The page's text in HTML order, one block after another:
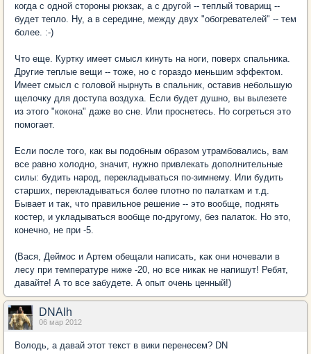
когда с одной стороны рюкзак, а с другой -- теплый товарищ --
будет тепло. Ну, а в середине, между двух "обогревателей" -- тем
более. :-)
Что еще. Куртку имеет смысл кинуть на ноги, поверх спальника.
Другие теплые вещи -- тоже, но с гораздо меньшим эффектом.
Имеет смысл с головой нырнуть в спальник, оставив небольшую
щелочку для доступа воздуха. Если будет душно, вы вылезете
из этого "кокона" даже во сне. Или проснетесь. Но согреться это
помогает.
Если после того, как вы подобным образом утрамбовались, вам
все равно холодно, значит, нужно привлекать дополнительные
силы: будить народ, перекладываться по-зимнему. Или будить
старших, перекладываться более плотно по палаткам и т.д.
Бывает и так, что правильное решение -- это вообще, поднять
костер, и укладываться вообще по-другому, без палаток. Но это,
конечно, не при -5.
(Вася, Деймос и Артем обещали написать, как они ночевали в
лесу при температуре ниже -20, но все никак не напишут! Ребят,
давайте! А то все забудете. А опыт очень ценный!)
DNAlh
06 мар 2012
Володь, а давай этот текст в вики перенесем? DN